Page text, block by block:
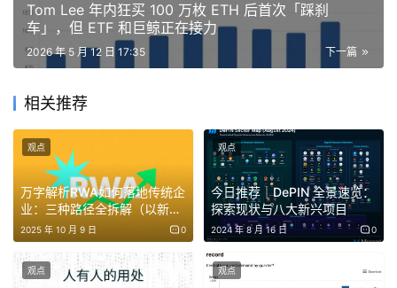
称，USDC继续获得稳定币交易市场份额，目前占全部稳定
币交易的63%。
元，同比增长17%，占Circle总收入的94%。但受利率下行
影响，储备回报率同比下降66个基点至3.5%。这意味着，
尽管USDC规模持续扩大，但单枚USDC的收益贡献正在下
与此同时，USDC增长也带动分销成本同步上升。分销与交
易成在本季度达到4.05亿美元，同比增长17%，仍是Circle
最大的支出项目。其中，与Coinbase的合作仍是主要分销
Tom Lee 年内狂买 100 万枚 ETH 后首次「踩刹
车」，但 ETF 和巨鲸正在接力
下一篇
2026 年 5 月 12 日 17:35
相关推荐
万字解析RWA如何落地传统企
业：三种路径全拆解（以新能
源行业为例)
2025 年 10 月 9 日 0
观点
今日推荐｜DePIN 全景速览：
探索现状与八大新兴项目
2024 年 8 月 16 日 0
观点
观点 观点